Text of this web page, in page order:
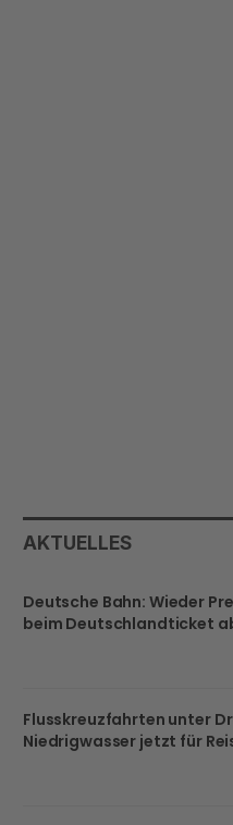
AKTUELLES
Deutsche Bahn: Wieder
beim Deutschlandticket
Flusskreuzfahrten unter
Niedrigwasser jetzt für